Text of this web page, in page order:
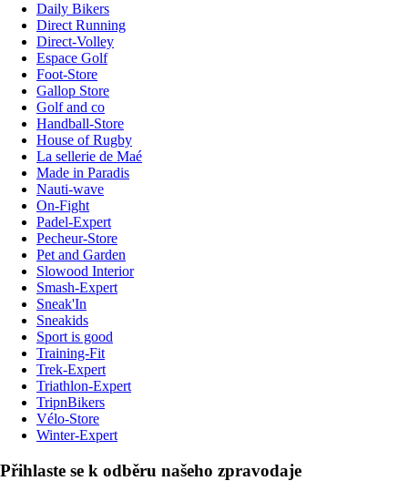
Daily Bikers
Direct Running
Direct-Volley
Espace Golf
Foot-Store
Gallop Store
Golf and co
Handball-Store
House of Rugby
La sellerie de Maé
Made in Paradis
Nauti-wave
On-Fight
Padel-Expert
Pecheur-Store
Pet and Garden
Slowood Interior
Smash-Expert
Sneak'In
Sneakids
Sport is good
Training-Fit
Trek-Expert
Triathlon-Expert
TripnBikers
Vélo-Store
Winter-Expert
Přihlaste se k odběru našeho zpravodaje